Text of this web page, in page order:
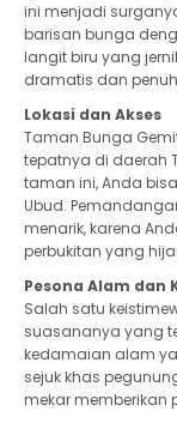
ini menjadi
barisan bunga
langit biru yang
dramatis dan
Lokasi dan Akses
Taman Bunga
tepatnya di daerah
taman ini, Anda
Ubud.
menarik, karena
perbukitan yang
Pesona Alam dan
Salah satu
suasananya yang
kedamaian alam
sejuk khas
mekar memberikan